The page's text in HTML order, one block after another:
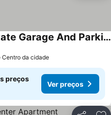
Green Park House, Private Garage And Parking
Centro da cidade
preços
Ver preços